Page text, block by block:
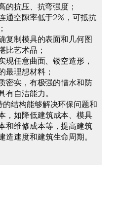
的抗压、抗弯强度；
通空隙率低于2%，可抵抗
复制模具的表面和几何图
比艺术品；
任意曲面、镂空造形，
最理想材料；
密实，有极强的憎水和防
有自洁能力。
结构能够解决环保问题和
，如降低建筑成本、模具
和维修成本等，提高建筑
造速度和建筑生命周期。